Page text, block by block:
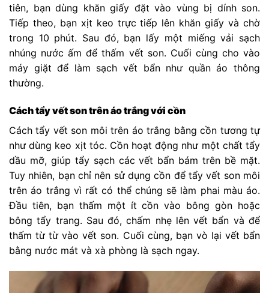
tiên, bạn dùng khăn giấy đặt vào vùng bị dính son.
Tiếp theo, bạn xịt keo trực tiếp lên khăn giấy và chờ
trong 10 phút. Sau đó, bạn lấy một miếng vải sạch
nhúng nước ấm để thấm vết son. Cuối cùng cho vào
máy giặt để làm sạch vết bẩn như quần áo thông
thường.
Cách tẩy vết son trên áo trắng với cồn
Cách tẩy vết son môi trên áo trắng bằng cồn tương tự
như dùng keo xịt tóc. Cồn hoạt động như một chất tẩy
dầu mỡ, giúp tẩy sạch các vết bẩn bám trên bề mặt.
Tuy nhiên, bạn chỉ nên sử dụng cồn để tẩy vết son môi
trên áo trắng vì rất có thể chúng sẽ làm phai màu áo.
Đầu tiên, bạn thấm một ít cồn vào bông gòn hoặc
bông tẩy trang. Sau đó, chấm nhẹ lên vết bẩn và để
thấm từ từ vào vết son. Cuối cùng, bạn vò lại vết bẩn
bằng nước mát và xà phòng là sạch ngay.